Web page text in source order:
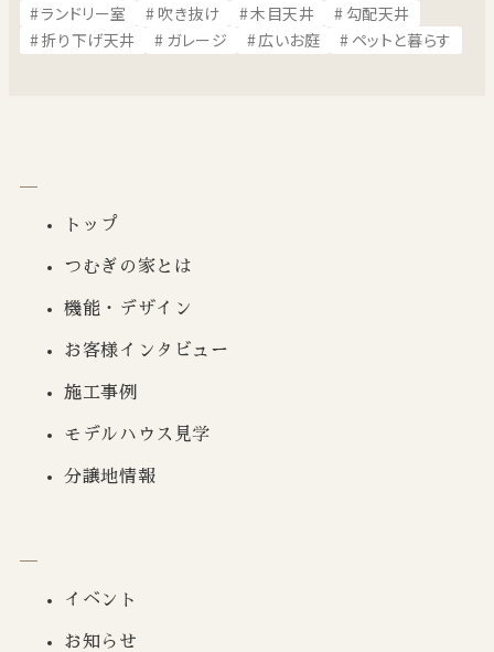
ランドリー室
吹き抜け 木目天井
勾配天井
折り下げ天井
ガレージ 広いお庭 ペットと暮らす
トップ
つむぎの家とは
機能・デザイン
お客様インタビュー
施工事例
モデルハウス見学
分譲地情報
イベント
お知らせ